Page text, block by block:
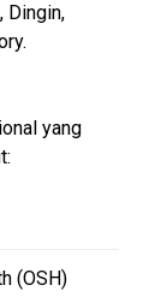
Dingin,
yang
(OSH)